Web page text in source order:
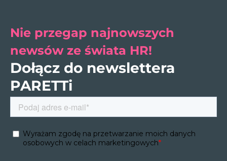
Nie przegap najnowszych
newsów ze świata HR!
Dołącz do newslettera
PARETTi